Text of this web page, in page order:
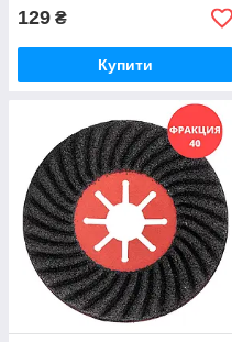
129 ₴
Купити